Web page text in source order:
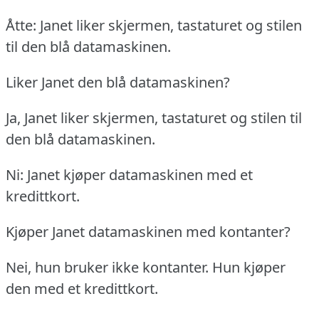
Åtte: Janet liker skjermen, tastaturet og stilen
til den blå datamaskinen.
Liker Janet den blå datamaskinen?
Ja, Janet liker skjermen, tastaturet og stilen til
den blå datamaskinen.
Ni: Janet kjøper datamaskinen med et
kredittkort.
Kjøper Janet datamaskinen med kontanter?
Nei, hun bruker ikke kontanter. Hun kjøper
den med et kredittkort.